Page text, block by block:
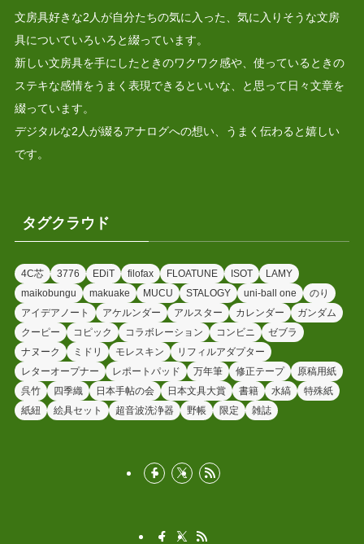
文房具好きな2人が自分たちの気に入った、気に入りそうな文房
具についていろいろと綴っています。
新しい文房具を手にしたときのワクワク感や、使っているときの
ステキな感情をうまく表現できるといいな、と思って日々文章を
綴っています。
デジタルな2人が綴るアナログへの想い、うまく伝わると嬉しい
です。
タグクラウド
4C芯 3776 EDiT filofax FLOATUNE ISOT
LAMY
maikobungu
makuake MUCU STALOGY uni-ball one
のり
アイデアノート
アケルンダー アルスター カレンダー
ガンダム
クーピー
コピック コラボレーション コンビニ
ゼブラ
ナヌーク
ミドリ モレスキン
リフィルアダプター
レターオープナー
レポートパッド 万年筆 修正テープ
原稿用紙
呉竹
四季織 日本手帖の会 日本文具大賞 書籍 水縞
特殊紙
紙紐
絵具セット 超音波洗浄器 野帳 限定 雑誌